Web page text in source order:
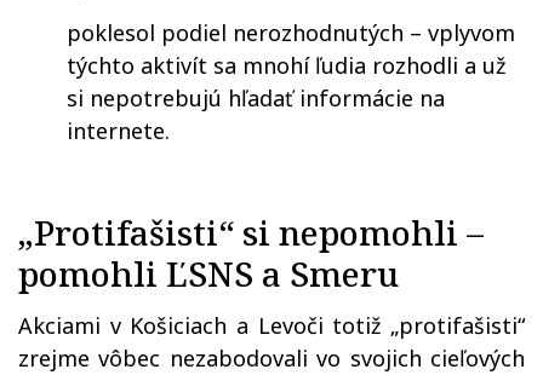
poklesol podiel nerozhodnutých – vplyvom
týchto aktivít sa mnohí ľudia rozhodli a už
si nepotrebujú hľadať informácie na
internete.
„Protifašisti“ si nepomohli –
pomohli ĽSNS a Smeru
Akciami v Košiciach a Levoči totiž „protifašisti“
zrejme vôbec nezabodovali vo svojich cieľových